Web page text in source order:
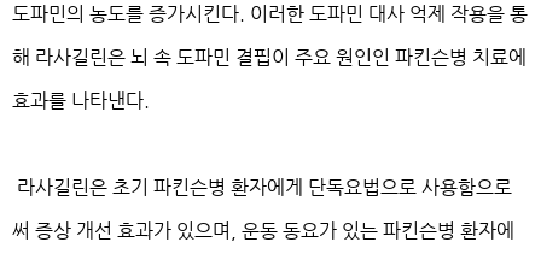
도파민의 농도를 증가시킨다. 이러한 도파민 대사 억제 작용을 통
해 라사길린은 뇌 속 도파민 결핍이 주요 원인인 파킨슨병 치료에
효과를 나타낸다.
라사길린은 초기 파킨슨병 환자에게 단독요법으로 사용함으로
써 증상 개선 효과가 있으며, 운동 동요가 있는 파킨슨병 환자에